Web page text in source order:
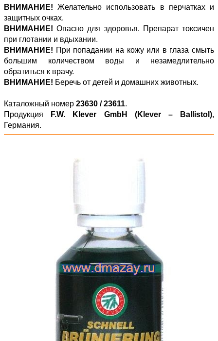
ВНИМАНИЕ! Желательно использовать в перчатках и
защитных очках.
ВНИМАНИЕ! Опасно для здоровья. Препарат токсичен
при глотании и вдыхании.
ВНИМАНИЕ! При попадании на кожу или в глаза смыть
большим количеством воды и незамедлительно
обратиться к врачу.
ВНИМАНИЕ! Беречь от детей и домашних животных.
Каталожный номер 23630 / 23611.
Продукция
F.W. Klever GmbH (Klever – Ballistol),
Германия.